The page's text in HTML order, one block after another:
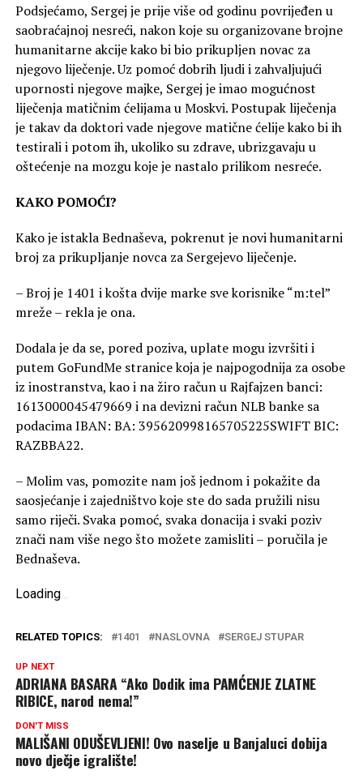
Podsjećamo, Sergej je prije više od godinu povrijeđen u
saobraćajnoj nesreći, nakon koje su organizovane brojne
humanitarne akcije kako bi bio prikupljen novac za
njegovo liječenje. Uz pomoć dobrih ljudi i zahvaljujući
upornosti njegove majke, Sergej je imao mogućnost
liječenja matičnim ćelijama u Moskvi. Postupak liječenja
je takav da doktori vade njegove matične ćelije kako bi ih
testirali i potom ih, ukoliko su zdrave, ubrizgavaju u
oštećenje na mozgu koje je nastalo prilikom nesreće.
KAKO POMOĆI?
Kako je istakla Bednaševa, pokrenut je novi humanitarni
broj za prikupljanje novca za Sergejevo liječenje.
– Broj je 1401 i košta dvije marke sve korisnike “m:tel”
mreže – rekla je ona.
Dodala je da se, pored poziva, uplate mogu izvršiti i
putem GoFundMe stranice koja je najpogodnija za osobe
iz inostranstva, kao i na žiro račun u Rajfajzen banci:
1613000045479669 i na devizni račun NLB banke sa
podacima IBAN: BA: 395620998165705225SWIFT BIC:
RAZBBA22.
– Molim vas, pomozite nam još jednom i pokažite da
saosjećanje i zajedništvo koje ste do sada pružili nisu
samo riječi. Svaka pomoć, svaka donacija i svaki poziv
znači nam više nego što možete zamisliti – poručila je
Bednaševa.
Loading.
RELATED TOPICS: 1401 NASLOVNA SERGEJ STUPAR
UP NEXT
ADRIANA BASARA “Ako Dodik ima PAMĆENJE ZLATNE
RIBICE, narod nema!”
DON'T MISS
MALIŠANI ODUŠEVLJENI! Ovo naselje u Banjaluci dobija
novo dječje igralište!